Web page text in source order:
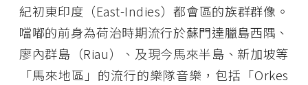
紀初東印度（East-Indies）都會區的族群群像。
噹嘟的前身為荷治時期流行於蘇門達臘島西隅、
廖內群島（Riau）、及現今馬來半島、新加坡等
「馬來地區」的流行的樂隊音樂，包括「Orkes